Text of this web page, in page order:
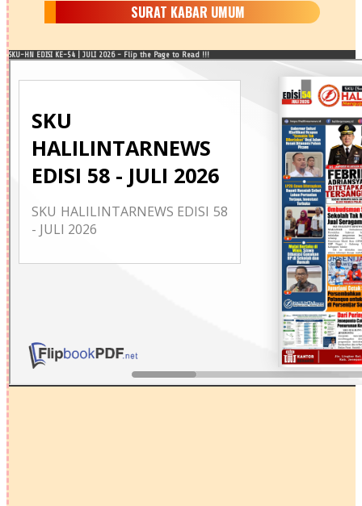
SURAT KABAR UMUM
SKU-HN EDISI KE-54 | JULI 2026 - Flip the Page to Read !!!